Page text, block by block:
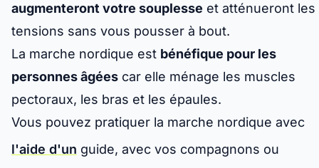
augmenteront votre souplesse et atténueront les
tensions sans vous pousser à bout.
La marche nordique est bénéfique pour les
personnes âgées car elle ménage les muscles
pectoraux, les bras et les épaules.
Vous pouvez pratiquer la marche nordique avec
l'aide d'un guide, avec vos compagnons ou